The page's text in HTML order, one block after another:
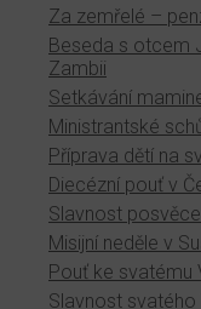
Za zemřelé –
Beseda s otcem
Zambii
Setkávání
Ministrantské
Příprava dětí na
Diecézní pouť v
Slavnost
Misijní neděle v
Pouť ke svatému
Slavnost svatého